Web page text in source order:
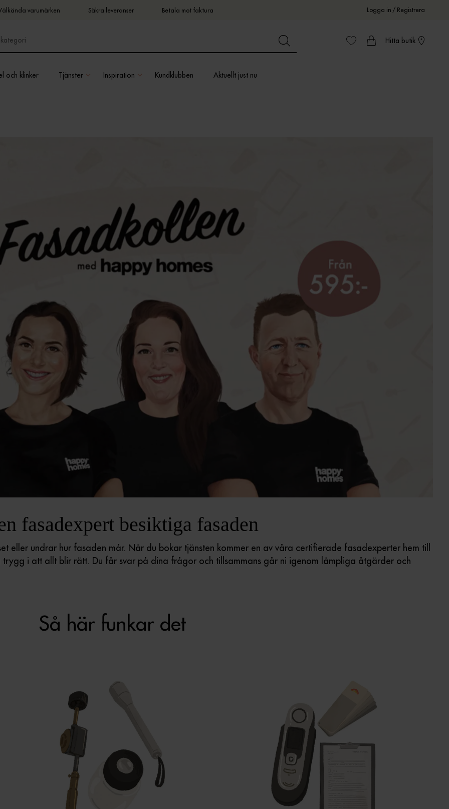
varumärken Säkra leveranser Betala mot faktura Logga in / Registrera
Hitta butik
och klinker Tjänster Inspiration Kundklubben Aktuellt just nu
fasadexpert besiktiga fasaden
eller undrar hur fasaden mår. När du bokar tjänsten kommer en av våra certifierade fasadexperter hem till
i att allt blir rätt. Du får svar på dina frågor och tillsammans går ni igenom lämpliga åtgärder och
Så här funkar det